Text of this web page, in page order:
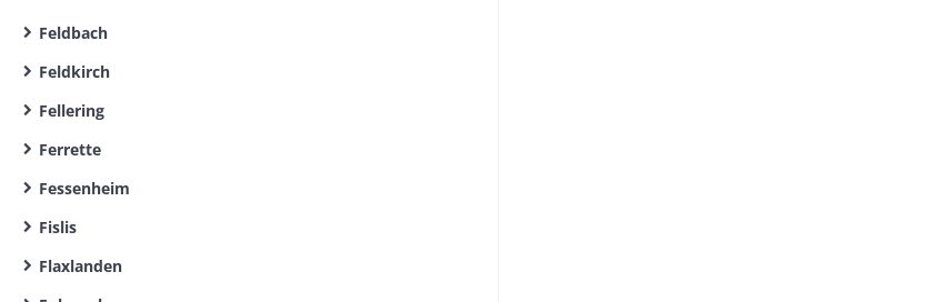
Feldbach
Feldkirch
Fellering
Ferrette
Fessenheim
Fislis
Flaxlanden